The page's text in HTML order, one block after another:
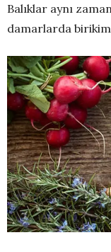
Balıklar aynı
damarlarda birikim